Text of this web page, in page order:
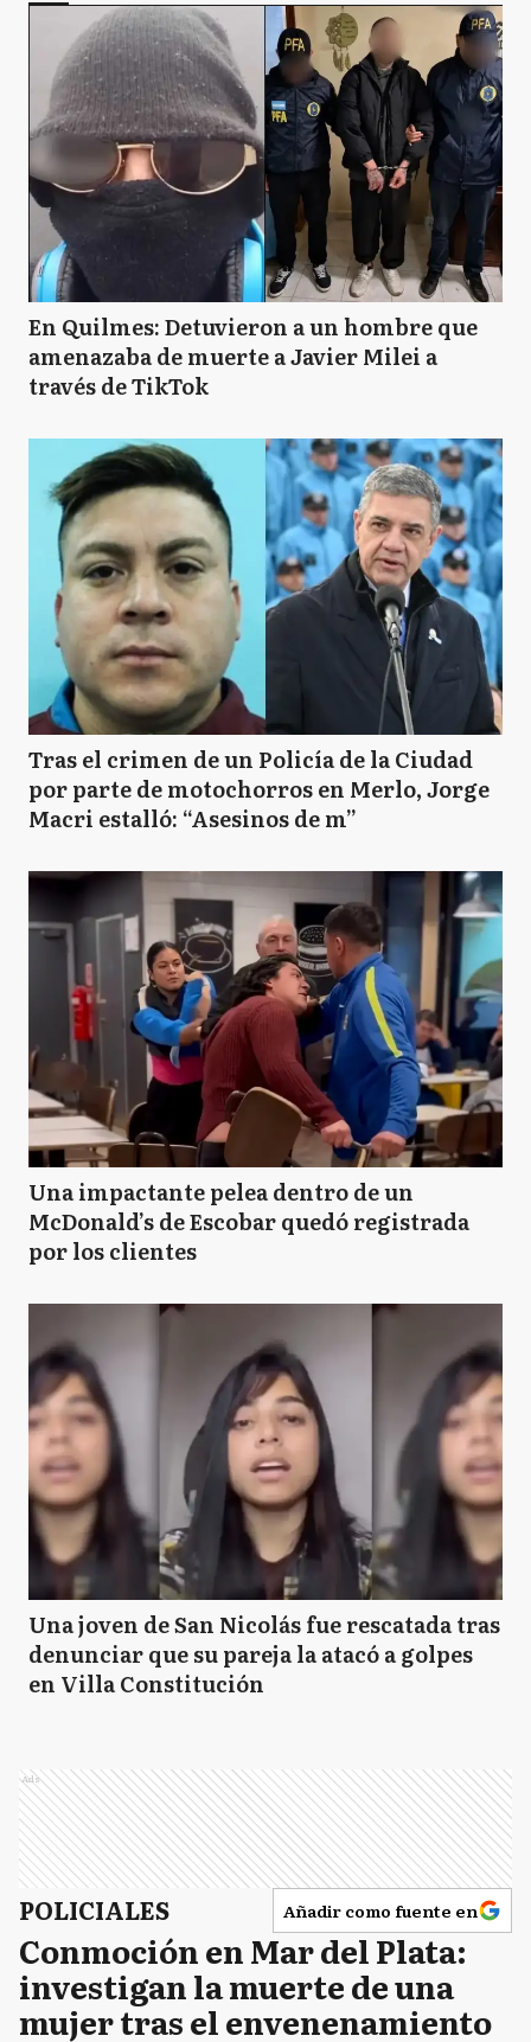
En Quilmes: Detuvieron a un hombre que
amenazaba de muerte a Javier Milei a
través de TikTok
Tras el crimen de un Policía de la Ciudad
por parte de motochorros en Merlo, Jorge
Macri estalló: “Asesinos de m”
Una impactante pelea dentro de un
McDonald’s de Escobar quedó registrada
por los clientes
Una joven de San Nicolás fue rescatada tras
denunciar que su pareja la atacó a golpes
en Villa Constitución
Ads
POLICIALES Añadir como fuente en
Conmoción en Mar del Plata:
investigan la muerte de una
mujer tras el envenenamiento